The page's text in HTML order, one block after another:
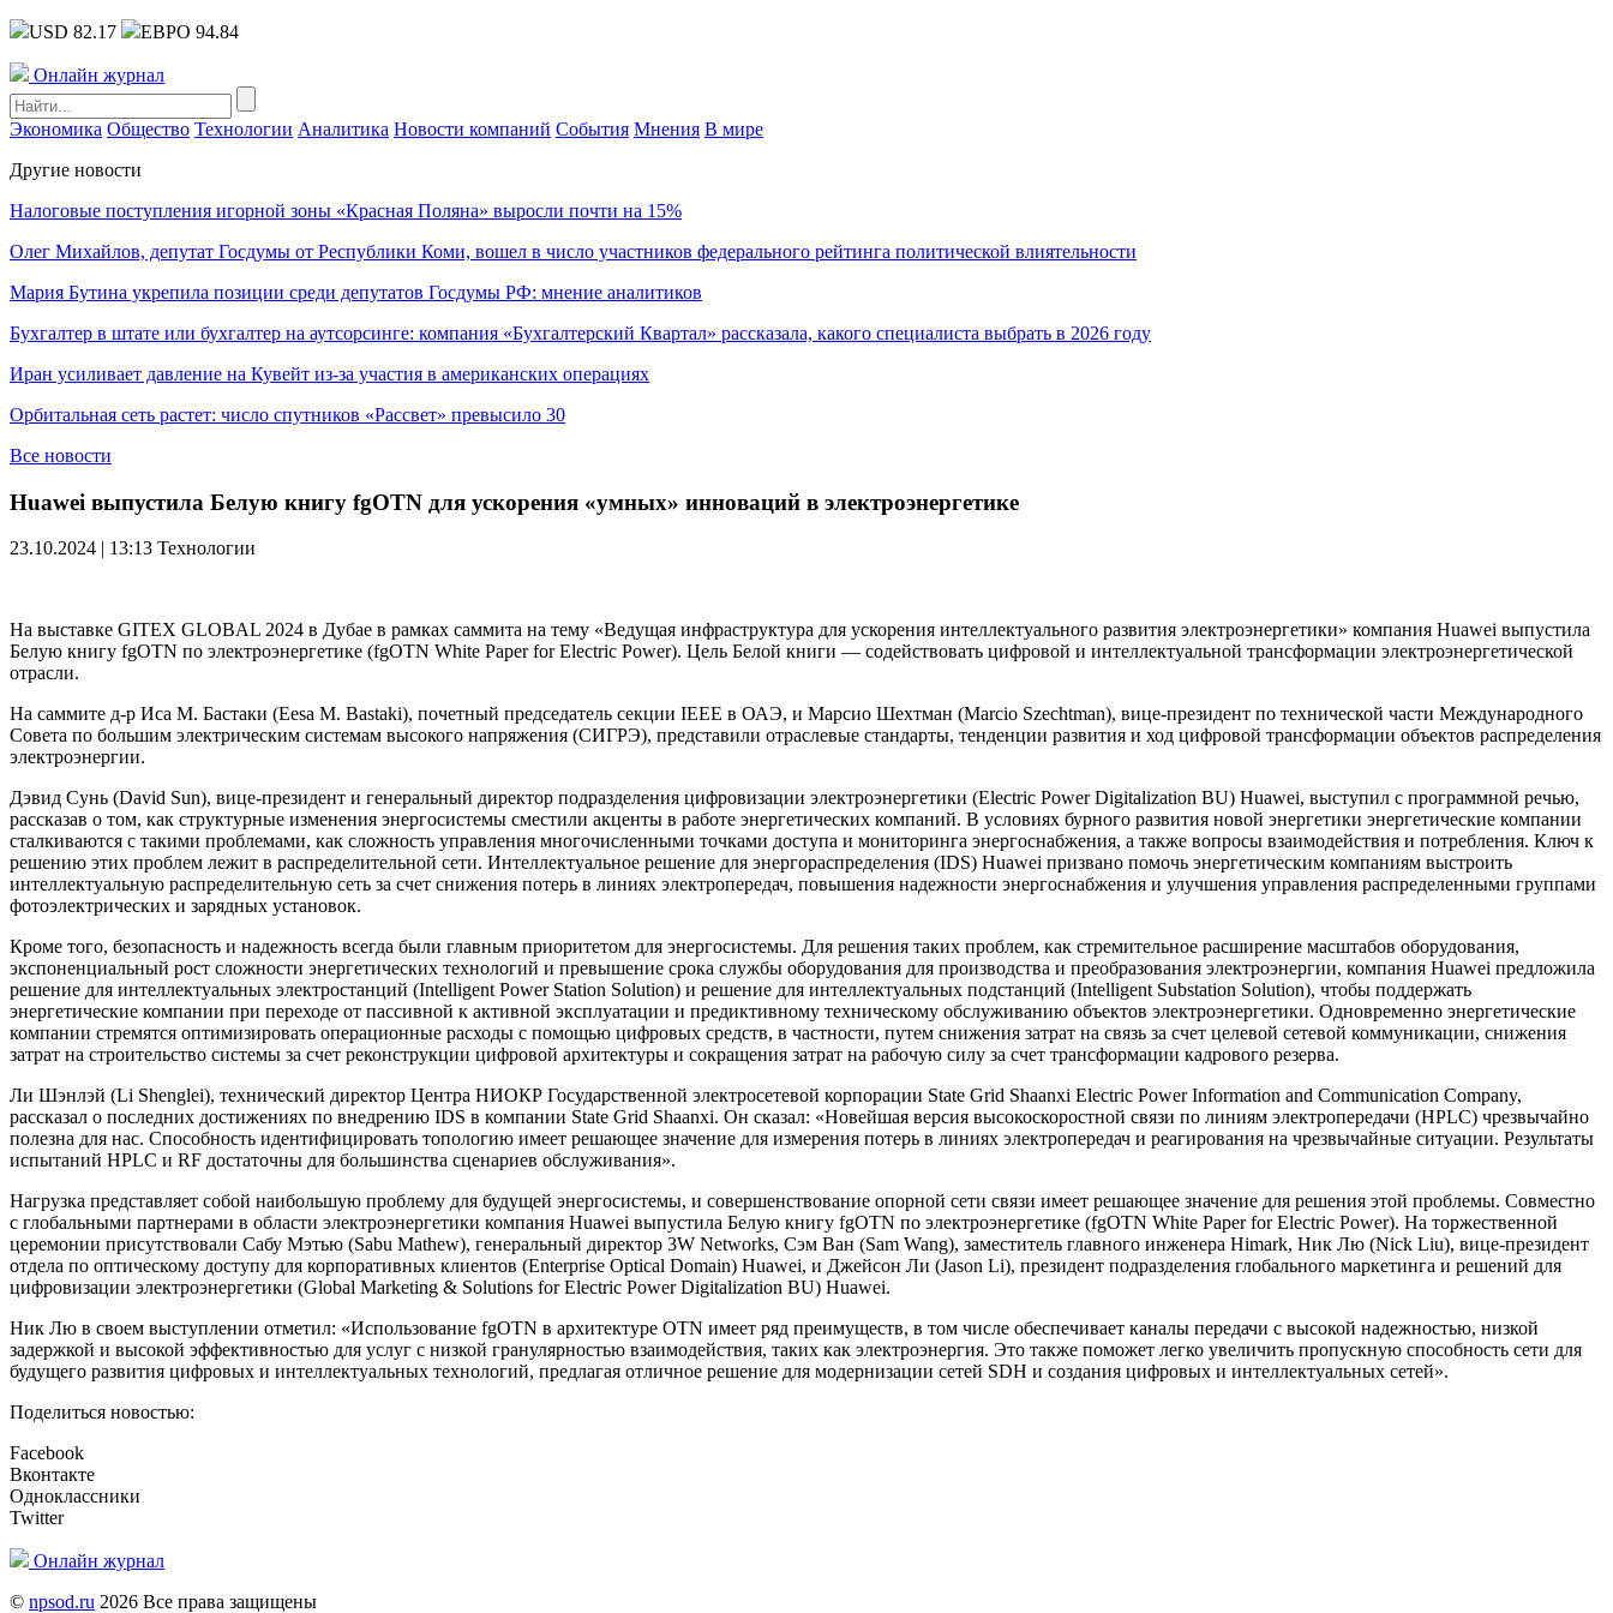
USD 82.17 ЕВРО 94.84
Онлайн журнал
Экономика Общество Технологии Аналитика Новости компаний События Мнения В мире
Другие новости
Налоговые поступления игорной зоны «Красная Поляна» выросли почти на 15%
Олег Михайлов, депутат Госдумы от Республики Коми, вошел в число участников федерального рейтинга политической влиятельности
Мария Бутина укрепила позиции среди депутатов Госдумы РФ: мнение аналитиков
Бухгалтер в штате или бухгалтер на аутсорсинге: компания «Бухгалтерский Квартал» рассказала, какого специалиста выбрать в 2026 году
Иран усиливает давление на Кувейт из-за участия в американских операциях
Орбитальная сеть растет: число спутников «Рассвет» превысило 30
Все новости
Huawei выпустила Белую книгу fgOTN для ускорения «умных» инноваций в электроэнергетике
23.10.2024 | 13:13 Технологии
На выставке GITEX GLOBAL 2024 в Дубае в рамках саммита на тему «Ведущая инфраструктура для ускорения интеллектуального развития электроэнергетики» компания Huawei выпустила
Белую книгу fgOTN по электроэнергетике (fgOTN White Paper for Electric Power). Цель Белой книги — содействовать цифровой и интеллектуальной трансформации электроэнергетической
отрасли.
На саммите д-р Иса М. Бастаки (Eesa M. Bastaki), почетный председатель секции IEEE в ОАЭ, и Марсио Шехтман (Marcio Szechtman), вице-президент по технической части Международного
Совета по большим электрическим системам высокого напряжения (СИГРЭ), представили отраслевые стандарты, тенденции развития и ход цифровой трансформации объектов распределения
электроэнергии.
Дэвид Сунь (David Sun), вице-президент и генеральный директор подразделения цифровизации электроэнергетики (Electric Power Digitalization BU) Huawei, выступил с программной речью,
рассказав о том, как структурные изменения энергосистемы сместили акценты в работе энергетических компаний. В условиях бурного развития новой энергетики энергетические компании
сталкиваются с такими проблемами, как сложность управления многочисленными точками доступа и мониторинга энергоснабжения, а также вопросы взаимодействия и потребления. Ключ к
решению этих проблем лежит в распределительной сети. Интеллектуальное решение для энергораспределения (IDS) Huawei призвано помочь энергетическим компаниям выстроить
интеллектуальную распределительную сеть за счет снижения потерь в линиях электропередач, повышения надежности энергоснабжения и улучшения управления распределенными группами
фотоэлектрических и зарядных установок.
Кроме того, безопасность и надежность всегда были главным приоритетом для энергосистемы. Для решения таких проблем, как стремительное расширение масштабов оборудования,
экспоненциальный рост сложности энергетических технологий и превышение срока службы оборудования для производства и преобразования электроэнергии, компания Huawei предложила
решение для интеллектуальных электростанций (Intelligent Power Station Solution) и решение для интеллектуальных подстанций (Intelligent Substation Solution), чтобы поддержать
энергетические компании при переходе от пассивной к активной эксплуатации и предиктивному техническому обслуживанию объектов электроэнергетики. Одновременно энергетические
компании стремятся оптимизировать операционные расходы с помощью цифровых средств, в частности, путем снижения затрат на связь за счет целевой сетевой коммуникации, снижения
затрат на строительство системы за счет реконструкции цифровой архитектуры и сокращения затрат на рабочую силу за счет трансформации кадрового резерва.
Ли Шэнлэй (Li Shenglei), технический директор Центра НИОКР Государственной электросетевой корпорации State Grid Shaanxi Electric Power Information and Communication Company,
рассказал о последних достижениях по внедрению IDS в компании State Grid Shaanxi. Он сказал: «Новейшая версия высокоскоростной связи по линиям электропередачи (HPLC) чрезвычайно
полезна для нас. Способность идентифицировать топологию имеет решающее значение для измерения потерь в линиях электропередач и реагирования на чрезвычайные ситуации. Результаты
испытаний HPLC и RF достаточны для большинства сценариев обслуживания».
Нагрузка представляет собой наибольшую проблему для будущей энергосистемы, и совершенствование опорной сети связи имеет решающее значение для решения этой проблемы. Совместно
с глобальными партнерами в области электроэнергетики компания Huawei выпустила Белую книгу fgOTN по электроэнергетике (fgOTN White Paper for Electric Power). На торжественной
церемонии присутствовали Сабу Мэтью (Sabu Mathew), генеральный директор 3W Networks, Сэм Ван (Sam Wang), заместитель главного инженера Himark, Ник Лю (Nick Liu), вице-президент
отдела по оптическому доступу для корпоративных клиентов (Enterprise Optical Domain) Huawei, и Джейсон Ли (Jason Li), президент подразделения глобального маркетинга и решений для
цифровизации электроэнергетики (Global Marketing & Solutions for Electric Power Digitalization BU) Huawei.
Ник Лю в своем выступлении отметил: «Использование fgOTN в архитектуре OTN имеет ряд преимуществ, в том числе обеспечивает каналы передачи с высокой надежностью, низкой
задержкой и высокой эффективностью для услуг с низкой гранулярностью взаимодействия, таких как электроэнергия. Это также поможет легко увеличить пропускную способность сети для
будущего развития цифровых и интеллектуальных технологий, предлагая отличное решение для модернизации сетей SDH и создания цифровых и интеллектуальных сетей».
Поделиться новостью:
Facebook
Вконтакте
Одноклассники
Twitter
Онлайн журнал
© npsod.ru 2026 Все права защищены